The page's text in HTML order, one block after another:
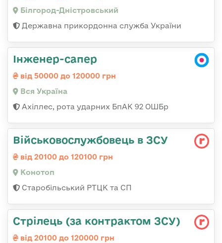
Білгород-Дністровський
Державна прикордонна служба України
Інженер-сапер
від 50000 до 120000 грн
Вся Україна
Ахіллес, рота ударних БпАК 92 ОШБр
Військовослужбовець в ЗСУ
від 20100 до 120100 грн
Конотоп
Старобільський РТЦК та СП
Стрілець (за контрактом ЗСУ)
від 20100 до 120000 грн